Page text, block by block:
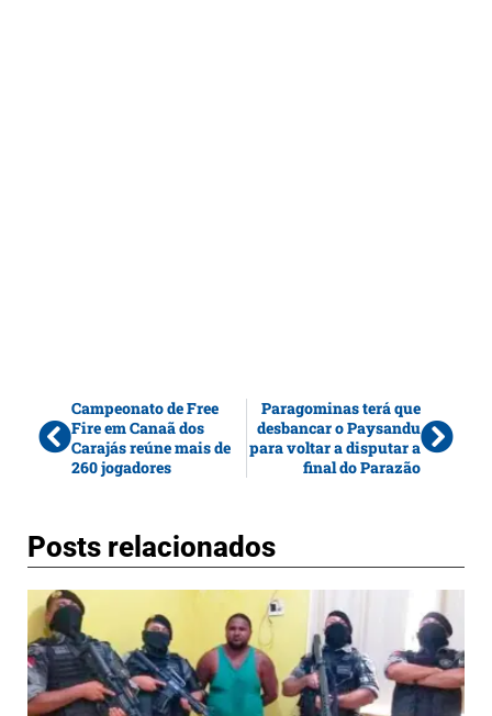
Campeonato de Free
Fire em Canaã dos
Carajás reúne mais de
260 jogadores
Paragominas terá que
desbancar o Paysandu
para voltar a disputar a
final do Parazão
Posts relacionados